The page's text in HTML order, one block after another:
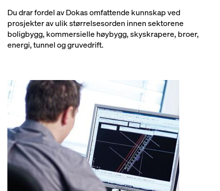
Du drar fordel av Dokas omfattende kunnskap ved
prosjekter av ulik størrelsesorden innen sektorene
boligbygg, kommersielle høybygg, skyskrapere, broer,
energi, tunnel og gruvedrift.